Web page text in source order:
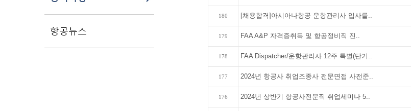
180 [채용합격]아시아나항공 운항관리사 입사를..
179 FAA A&P 자격증취득 및 항공정비직 진..
178 FAA Dispatcher/운항관리사 12주 특별(단기..
177 2024년 항공사 취업조종사 전문면접 사전준..
176 2024년 상반기 항공사전문직 취업세미나 5..